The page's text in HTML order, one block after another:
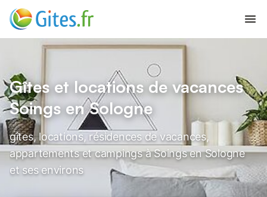
Gîtes et locations de vacances
Soings en Sologne
gîtes, locations, résidences de vacances,
appartements et campings à Soings en Sologne
et ses environs